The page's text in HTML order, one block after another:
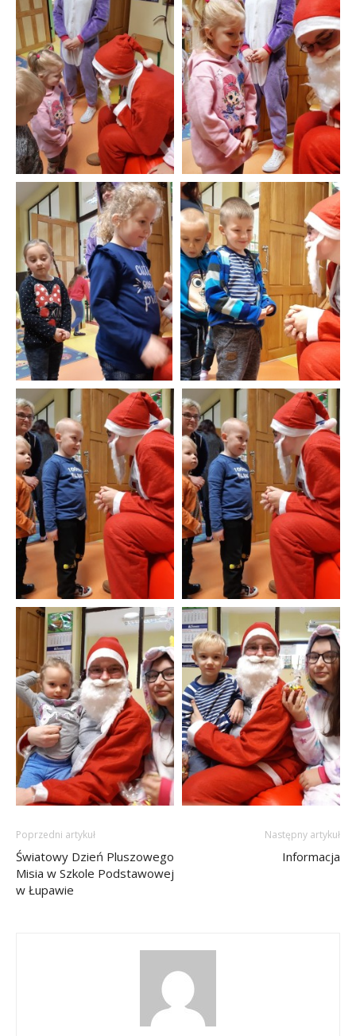
Poprzedni artykuł
Światowy Dzień Pluszowego
Misia w Szkole Podstawowej
w Łupawie
Następny artykuł
Informacja